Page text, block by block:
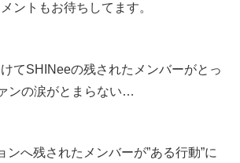
ントもお待ちしてます。
てSHINeeの残されたメンバーがとっ
ンの涙がとまらない…
ンへ残されたメンバーが”ある行動”に